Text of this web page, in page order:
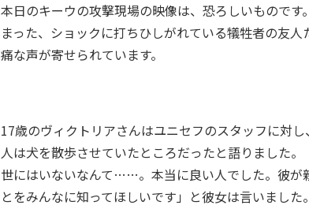
本日のキーウの攻撃現場の映像は、恐ろしいものです
まった、ショックに打ちひしがれている犠牲者の友人
痛な声が寄せられています。
17歳のヴィクトリアさんはユニセフのスタッフに対
人は犬を散歩させていたところだったと語りました。
世にはいないなんて……。本当に良い人でした。彼が
とをみんなに知ってほしいです」と彼女は言いました。